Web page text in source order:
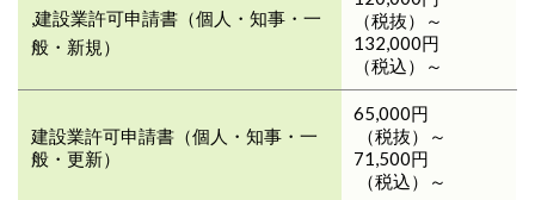
,建設業許可申請書（個人・知事・一
般・新規）
（税抜）～
132,000円
（税込）～
建設業許可申請書（個人・知事・一
般・更新）
65,000円
（税抜）～
71,500円
（税込）～